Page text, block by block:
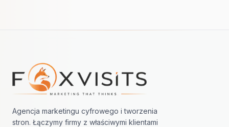
Nawigacja w stopce
Agencja marketingu cyfrowego i tworzenia
stron. Łączymy firmy z właściwymi klientami